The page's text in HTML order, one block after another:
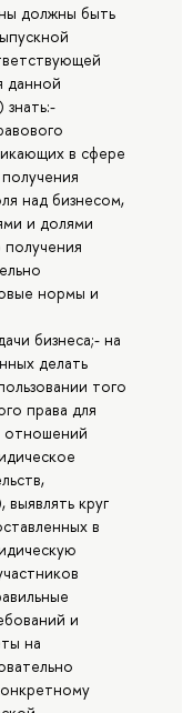
должны быть
данной
в сфере
над бизнесом,
и долями
нормы и
бизнеса;- на
делать
того
права для
отношений
выявлять круг
в
и
на